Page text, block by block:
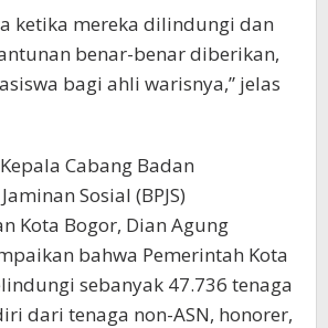
ketika mereka dilindungi dan
benar-benar diberikan,
bagi ahli warisnya,” jelas
Cabang Badan
Sosial (BPJS)
Kota Bogor, Dian Agung
bahwa Pemerintah Kota
sebanyak 47.736 tenaga
dari tenaga non-ASN, honorer,